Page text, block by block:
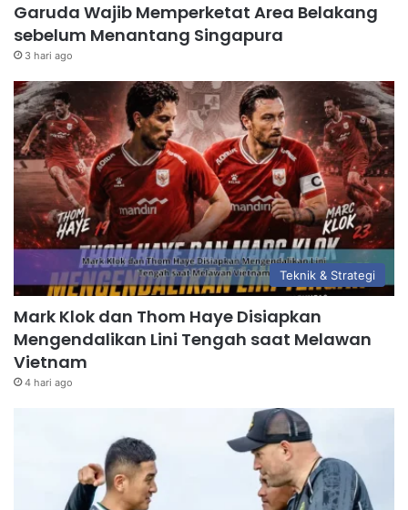
Garuda Wajib Memperketat Area Belakang
sebelum Menantang Singapura
3 hari ago
Teknik & Strategi
Mark Klok dan Thom Haye Disiapkan
Mengendalikan Lini Tengah saat Melawan
Vietnam
4 hari ago